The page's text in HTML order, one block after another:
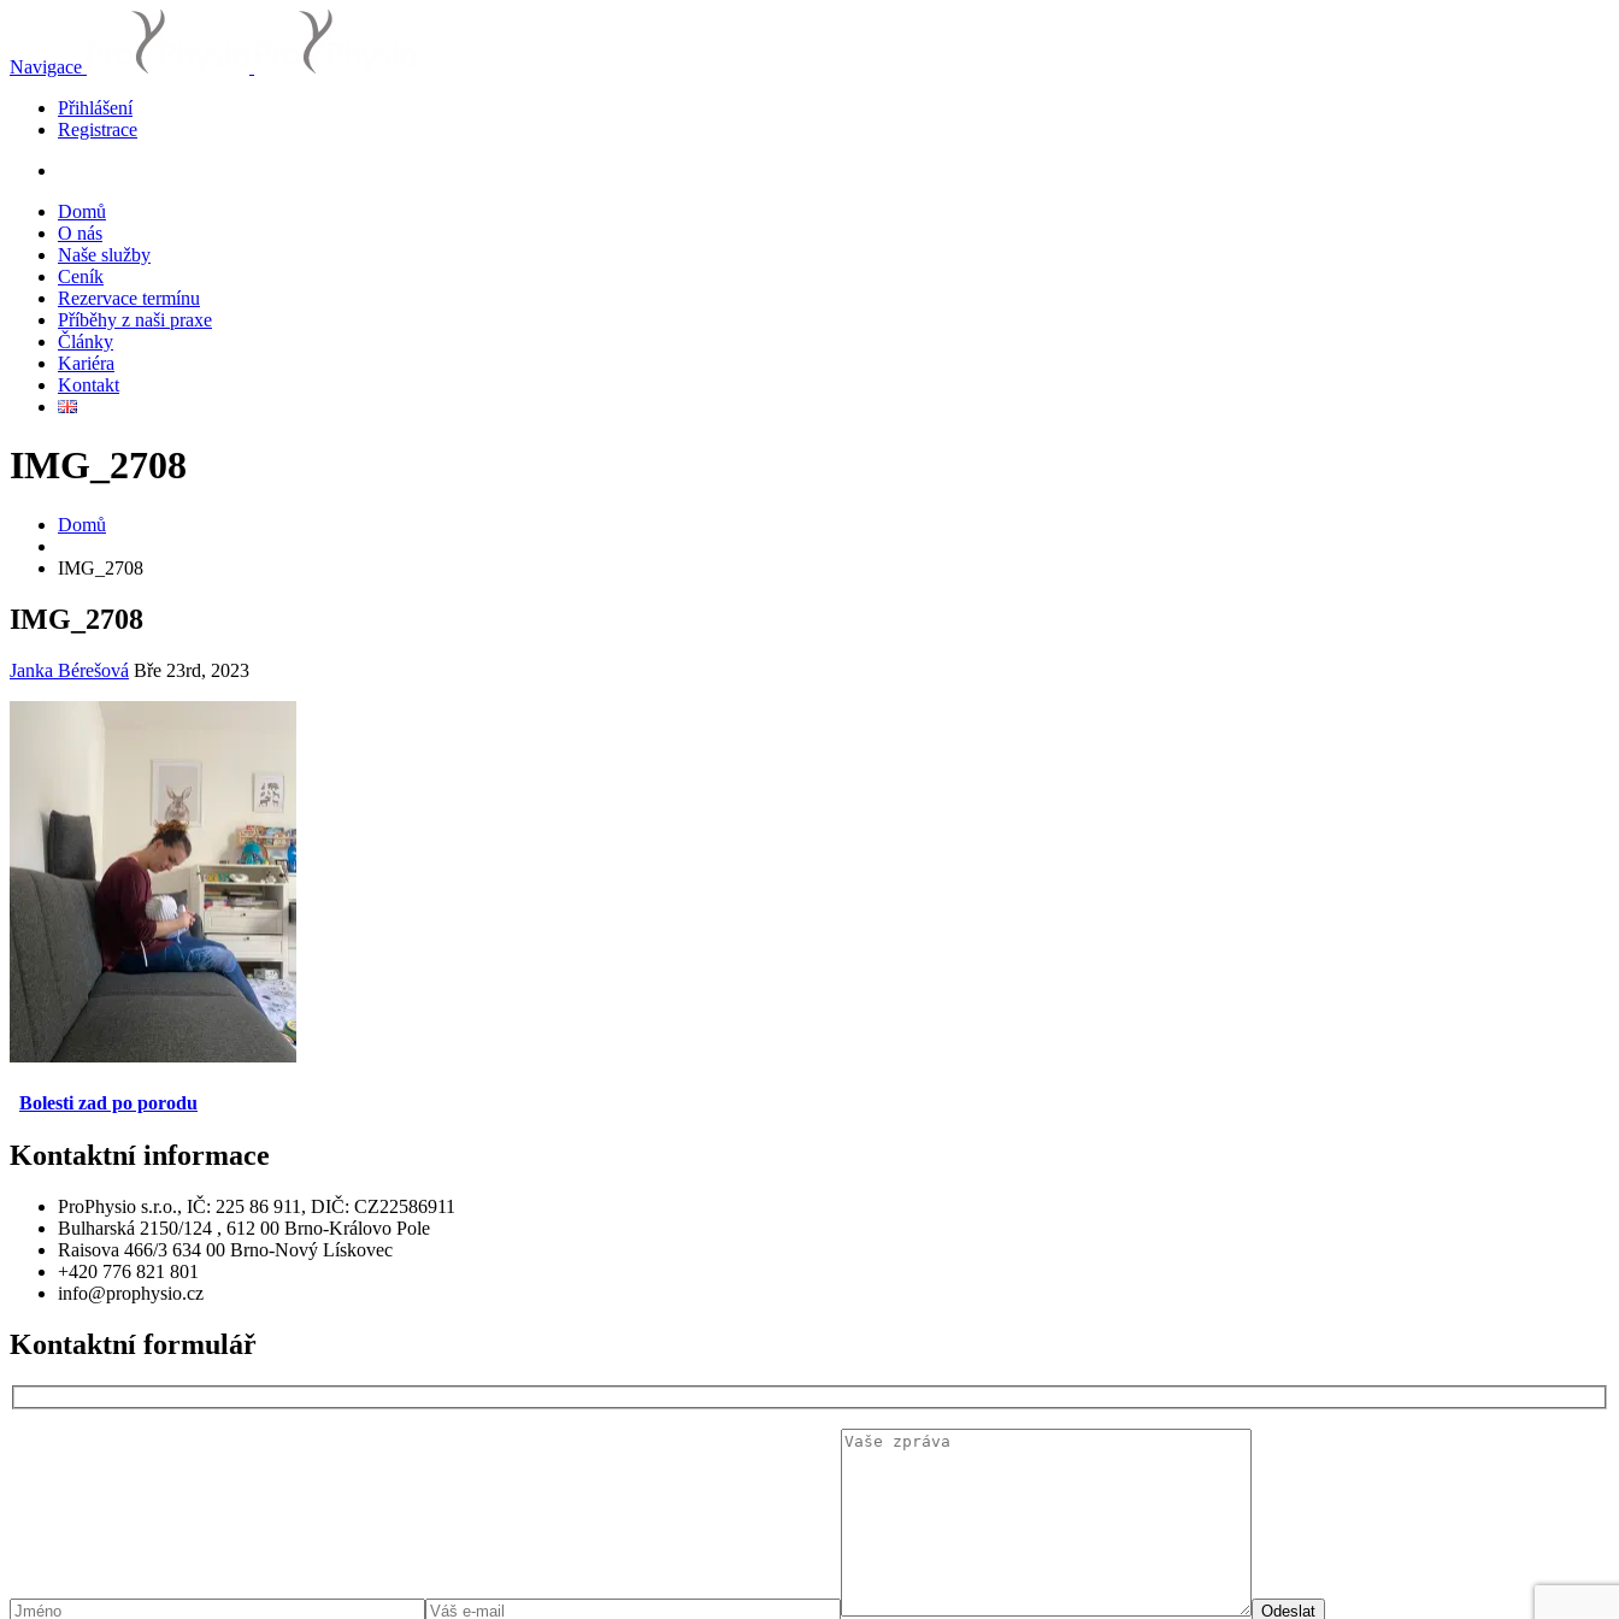
Navigace
Přihlášení
Registrace
Domů
O nás
Naše služby
Ceník
Rezervace termínu
Příběhy z naši praxe
Články
Kariéra
Kontakt
IMG_2708
Domů
IMG_2708
IMG_2708
Janka Bérešová Bře 23rd, 2023
Bolesti zad po porodu
Kontaktní informace
ProPhysio s.r.o., IČ: 225 86 911, DIČ: CZ22586911
Bulharská 2150/124 , 612 00 Brno-Královo Pole
Raisova 466/3 634 00 Brno-Nový Lískovec
+420 776 821 801
info@prophysio.cz
Kontaktní formulář